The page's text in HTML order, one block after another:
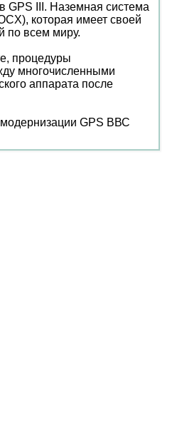
GPS III. Наземная система
которая имеет своей
по всем миру.
процедуры
многочисленными
аппарата после
GPS ВВС